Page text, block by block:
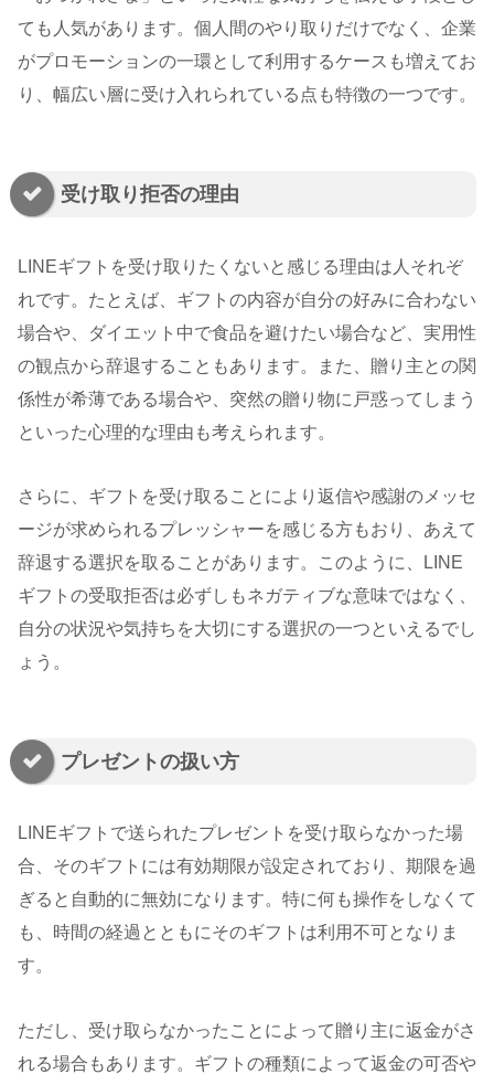
ても人気があります。個人間のやり取りだけでなく、企業
がプロモーションの一環として利用するケースも増えてお
り、幅広い層に受け入れられている点も特徴の一つです。
受け取り拒否の理由
LINEギフトを受け取りたくないと感じる理由は人それぞ
れです。たとえば、ギフトの内容が自分の好みに合わない
場合や、ダイエット中で食品を避けたい場合など、実用性
の観点から辞退することもあります。また、贈り主との関
係性が希薄である場合や、突然の贈り物に戸惑ってしまう
といった心理的な理由も考えられます。
さらに、ギフトを受け取ることにより返信や感謝のメッセ
ージが求められるプレッシャーを感じる方もおり、あえて
辞退する選択を取ることがあります。このように、LINE
ギフトの受取拒否は必ずしもネガティブな意味ではなく、
自分の状況や気持ちを大切にする選択の一つといえるでし
ょう。
プレゼントの扱い方
LINEギフトで送られたプレゼントを受け取らなかった場
合、そのギフトには有効期限が設定されており、期限を過
ぎると自動的に無効になります。特に何も操作をしなくて
も、時間の経過とともにそのギフトは利用不可となりま
す。
ただし、受け取らなかったことによって贈り主に返金がさ
れる場合もあります。ギフトの種類によって返金の可否や